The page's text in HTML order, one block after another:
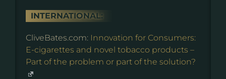
INTERNATIONAL:
CliveBates.com: Innovation for Consumers:
E-cigarettes and novel tobacco products –
Part of the problem or part of the solution?